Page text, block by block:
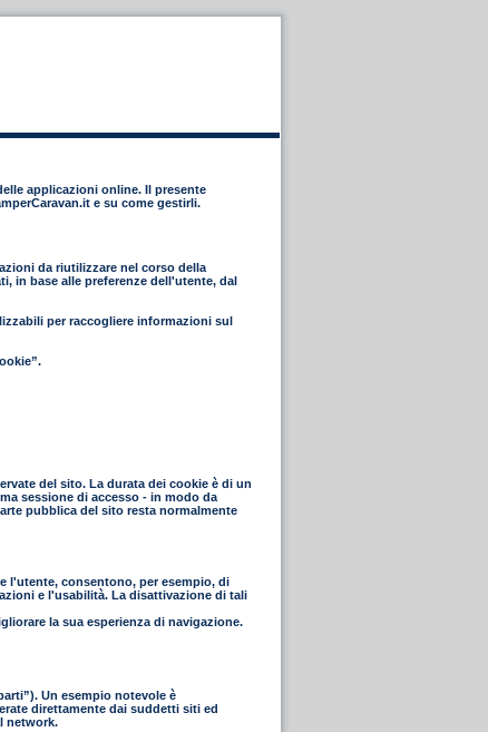
applicazioni online. Il presente
e su come gestirli.
da riutilizzare nel corso della
in base alle preferenze dell'utente, dal
per raccogliere informazioni sul
del sito. La durata dei cookie è di un
sessione di accesso - in modo da
pubblica del sito resta normalmente
l'utente, consentono, per esempio, di
e l'usabilità. La disattivazione di tali
la sua esperienza di navigazione.
Un esempio notevole è
direttamente dai suddetti siti ed
network.